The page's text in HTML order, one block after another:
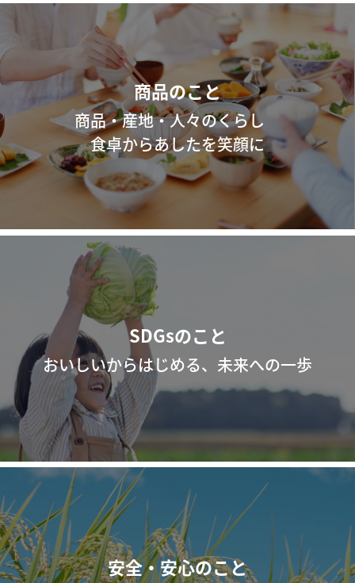
商品のこと
商品・産地・人々のくらし
食卓からあしたを笑顔に
SDGsのこと
おいしいからはじめる、未来への一歩
安全・安心のこと